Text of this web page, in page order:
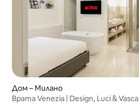
Дом – Милано
Врата Venezia | Design, Luci & Vasca